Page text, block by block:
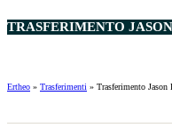
TRASFERIMENTO
Ertheo » Trasferimenti » Trasferimento